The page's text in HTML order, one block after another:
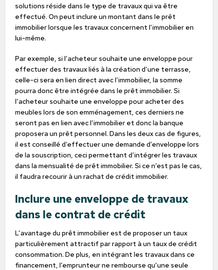
solutions réside dans le type de travaux qui va être
effectué. On peut inclure un montant dans le prêt
immobilier lorsque les travaux concernent l’immobilier en
lui-même.
Par exemple, si l’acheteur souhaite une enveloppe pour
effectuer des travaux liés à la création d’une terrasse,
celle-ci sera en lien direct avec l’immobilier, la somme
pourra donc être intégrée dans le prêt immobilier. Si
l’acheteur souhaite une enveloppe pour acheter des
meubles lors de son emménagement, ces derniers ne
seront pas en lien avec l’immobilier et donc la banque
proposera un prêt personnel. Dans les deux cas de figures,
il est conseillé d’effectuer une demande d’enveloppe lors
de la souscription, ceci permettant d’intégrer les travaux
dans la mensualité de prêt immobilier. Si ce n’est pas le cas,
il faudra recourir à un rachat de crédit immobilier.
Inclure une enveloppe de travaux
dans le contrat de crédit
L’avantage du prêt immobilier est de proposer un taux
particulièrement attractif par rapport à un taux de crédit
consommation. De plus, en intégrant les travaux dans ce
financement, l’emprunteur ne rembourse qu’une seule